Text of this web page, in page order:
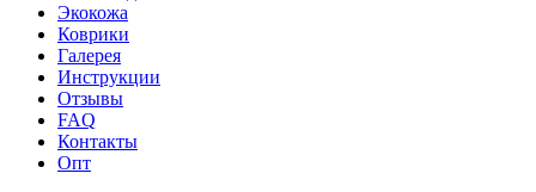
Экокожа
Коврики
Галерея
Инструкции
Отзывы
FAQ
Контакты
Опт